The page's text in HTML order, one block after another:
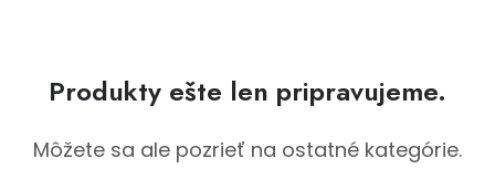
Vianoce
Fotovoltaika
Produkty ešte len pripravujeme.
Môžete sa ale pozrieť na ostatné kategórie.